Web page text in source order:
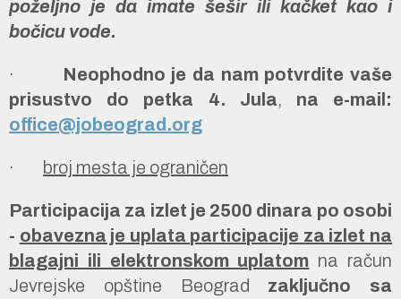
poželjno je da imate šešir ili kačket kao i
bočicu vode.
·
Neophodno je da nam potvrdite vaše
prisustvo do petka 4. Jula, na e-mail:
office@jobeograd.org
· broj mesta je ograničen
Participacija za izlet je 2500 dinara po osobi
- obavezna je uplata participacije za izlet na
blagajni ili elektronskom uplatom na račun
Jevrejske opštine Beograd zaključno sa